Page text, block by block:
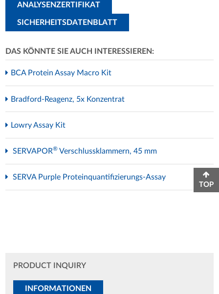
ANALYSENZERTIFIKAT
SICHERHEITSDATENBLATT
DAS KÖNNTE SIE AUCH INTERESSIEREN:
BCA Protein Assay Macro Kit
Bradford-Reagenz, 5x Konzentrat
Lowry Assay Kit
SERVAPOR® Verschlussklammern, 45 mm
SERVA Purple Proteinquantifizierungs-Assay
PRODUCT INQUIRY
INFORMATIONEN
TOP